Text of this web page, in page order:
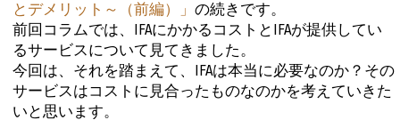
とデメリット～（前編）」 の続きです。
前回コラムでは、IFAにかかるコストとIFAが提供してい
るサービスについて見てきました。
今回は、それを踏まえて、IFAは本当に必要なのか？その
サービスはコストに見合ったものなのかを考えていきた
いと思います。